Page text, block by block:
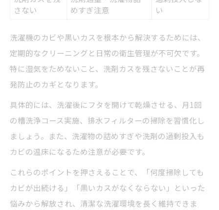
さない
めすぎ注意
い
洗濯機のカビや黒いカスを根本から解決するためには、
定期的なクリーニングと日常の衛生管理が不可欠です。
特に湿気をためないこと、洗剤カスを残さないことが再
発防止のカギとなります。
具体的には、洗濯後にフタを開けて乾燥させる、月1回
の槽洗浄コース実施、排水フィルターの掃除を習慣化し
ましょう。また、洗濯物の詰めすぎや洗剤の過剰投入も
カビの温床になるため注意が必要です。
これらのポイントを押さえることで、「何度掃除しても
カビが出続ける」「黒いカスがなくならない」といった
悩みから解放され、清潔な洗濯環境を長く維持できま